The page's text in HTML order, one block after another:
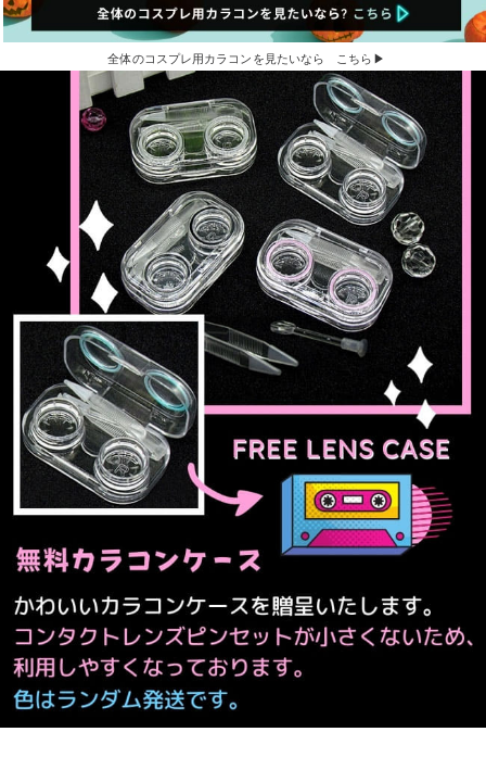
全体のコスプレ用カラコンを見たいなら こちら▶